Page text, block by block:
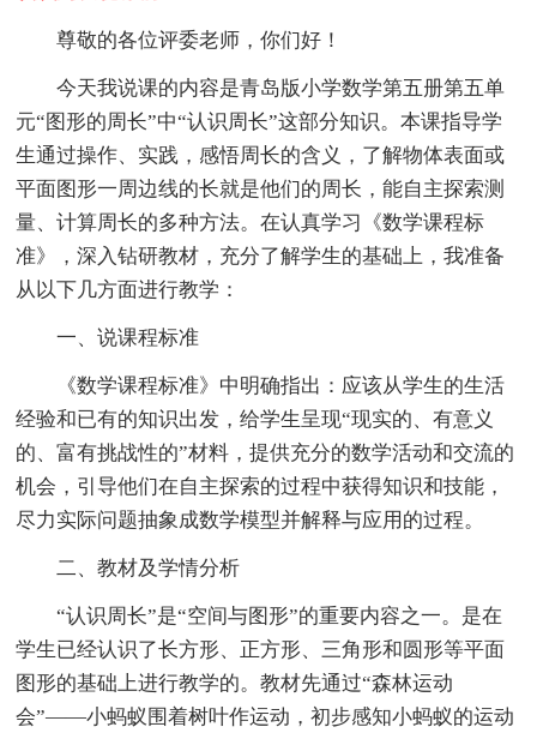
尊敬的各位评委老师，你们好！
今天我说课的内容是青岛版小学数学第五册第五单
元“图形的周长”中“认识周长”这部分知识。本课指导学
生通过操作、实践，感悟周长的含义，了解物体表面或
平面图形一周边线的长就是他们的周长，能自主探索测
量、计算周长的多种方法。在认真学习《数学课程标
准》，深入钻研教材，充分了解学生的基础上，我准备
从以下几方面进行教学：
一、说课程标准
《数学课程标准》中明确指出：应该从学生的生活
经验和已有的知识出发，给学生呈现“现实的、有意义
的、富有挑战性的”材料，提供充分的数学活动和交流的
机会，引导他们在自主探索的过程中获得知识和技能，
尽力实际问题抽象成数学模型并解释与应用的过程。
二、教材及学情分析
“认识周长”是“空间与图形”的重要内容之一。是在
学生已经认识了长方形、正方形、三角形和圆形等平面
图形的基础上进行教学的。教材先通过“森林运动
会”——小蚂蚁围着树叶作运动，初步感知小蚂蚁的运动